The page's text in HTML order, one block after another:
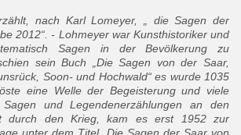
nach Karl Lomeyer, „ die Sagen der
2012“. - Lohmeyer war Kunsthistoriker und
Sagen in der Bevölkerung zu
sein Buch „Die Sagen von der Saar,
Soon- und Hochwald“ es wurde 1035
eine Welle der Begeisterung und viele
und Legendenerzählungen an den
durch den Krieg, kam es erst 1952 zur